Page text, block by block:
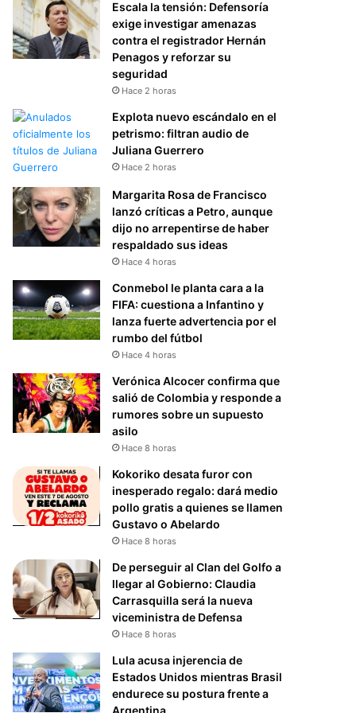
Escala la tensión: Defensoría
exige investigar amenazas
contra el registrador Hernán
Penagos y reforzar su
seguridad
Hace 2 horas
Explota nuevo escándalo en el
petrismo: filtran audio de
Juliana Guerrero
Hace 2 horas
Margarita Rosa de Francisco
lanzó críticas a Petro, aunque
dijo no arrepentirse de haber
respaldado sus ideas
Hace 4 horas
Conmebol le planta cara a la
FIFA: cuestiona a Infantino y
lanza fuerte advertencia por el
rumbo del fútbol
Hace 4 horas
Verónica Alcocer confirma que
salió de Colombia y responde a
rumores sobre un supuesto
asilo
Hace 8 horas
Kokoriko desata furor con
inesperado regalo: dará medio
pollo gratis a quienes se llamen
Gustavo o Abelardo
Hace 8 horas
De perseguir al Clan del Golfo a
llegar al Gobierno: Claudia
Carrasquilla será la nueva
viceministra de Defensa
Hace 8 horas
Lula acusa injerencia de
Estados Unidos mientras Brasil
endurece su postura frente a
Argentina